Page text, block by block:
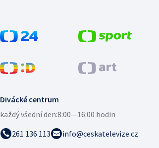
Divácké centrum
každý všední den:8:00—16:00 hodin
261 136 113
info@ceskatelevize.cz